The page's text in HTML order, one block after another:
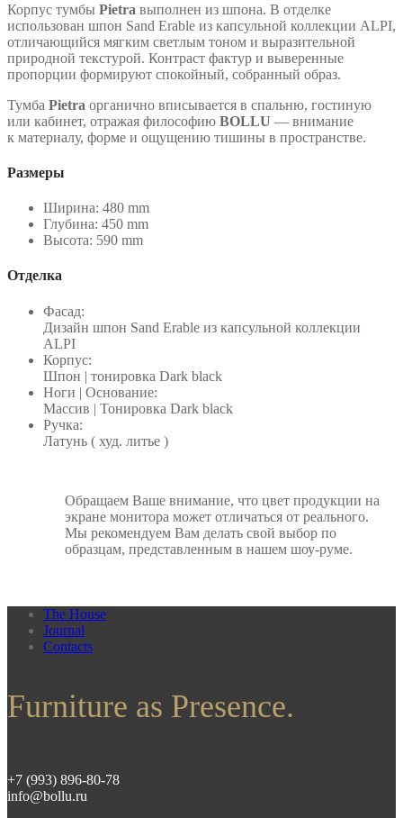
Корпус тумбы Pietra выполнен из шпона. В отделке
использован шпон Sand Erable из капсульной коллекции ALPI,
отличающийся мягким светлым тоном и выразительной
природной текстурой. Контраст фактур и выверенные
пропорции формируют спокойный, собранный образ.
Тумба Pietra органично вписывается в спальню, гостиную
или кабинет, отражая философию BOLLU — внимание
к материалу, форме и ощущению тишины в пространстве.
Размеры
Ширина: 480 mm
Глубина: 450 mm
Высота: 590 mm
Отделка
Фасад:
Дизайн шпон Sand Erable из капсульной коллекции
ALPI
Корпус:
Шпон | тонировка Dark black
Ноги | Основание:
Массив | Тонировка Dark black
Ручка:
Латунь ( худ. литье )
Обращаем Ваше внимание, что цвет продукции на
экране монитора может отличаться от реального.
Мы рекомендуем Вам делать свой выбор по
образцам, представленным в нашем шоу-руме.
The House
Journal
Contacts
Furniture as Presence.
+7 (993) 896-80-78
info@bollu.ru